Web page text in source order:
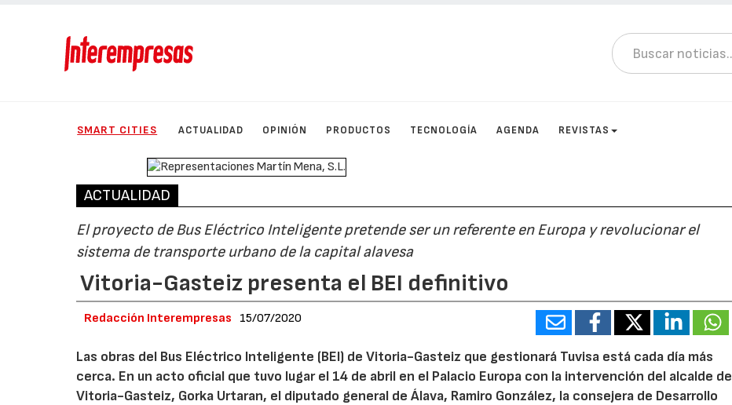
SMART CITIES ACTUALIDAD OPINIÓN PRODUCTOS TECNOLOGÍA AGENDA REVISTAS
ACTUALIDAD
El proyecto de Bus Eléctrico Inteligente pretende ser un referente en Europa y revolucionar el
sistema de transporte urbano de la capital alavesa
Vitoria-Gasteiz presenta el BEI definitivo
Redacción Interempresas 15/07/2020
Las obras del Bus Eléctrico Inteligente (BEI) de Vitoria-Gasteiz que gestionará Tuvisa está cada día más
cerca. En un acto oficial que tuvo lugar el 14 de abril en el Palacio Europa con la intervención del alcalde de
Vitoria-Gasteiz, Gorka Urtaran, el diputado general de Álava, Ramiro González, la consejera de Desarrollo